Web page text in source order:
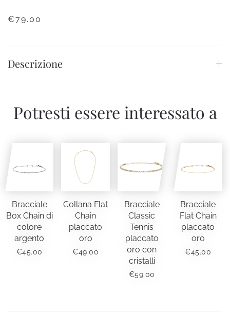
cristalli
€79.00
Descrizione
Potresti essere interessato a
Bracciale
Box Chain di
colore
argento
€45.00
Collana Flat
Chain
placcato
oro
€49.00
Bracciale
Classic
Tennis
placcato
oro con
cristalli
€59.00
Bracciale
Flat Chain
placcato
oro
€45.00